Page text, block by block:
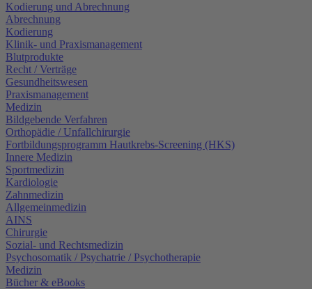
Kodierung und Abrechnung
Abrechnung
Kodierung
Klinik- und Praxismanagement
Blutprodukte
Recht / Verträge
Gesundheitswesen
Praxismanagement
Medizin
Bildgebende Verfahren
Orthopädie / Unfallchirurgie
Fortbildungsprogramm Hautkrebs-Screening (HKS)
Innere Medizin
Sportmedizin
Kardiologie
Zahnmedizin
Allgemeinmedizin
AINS
Chirurgie
Sozial- und Rechtsmedizin
Psychosomatik / Psychatrie / Psychotherapie
Medizin
Bücher & eBooks